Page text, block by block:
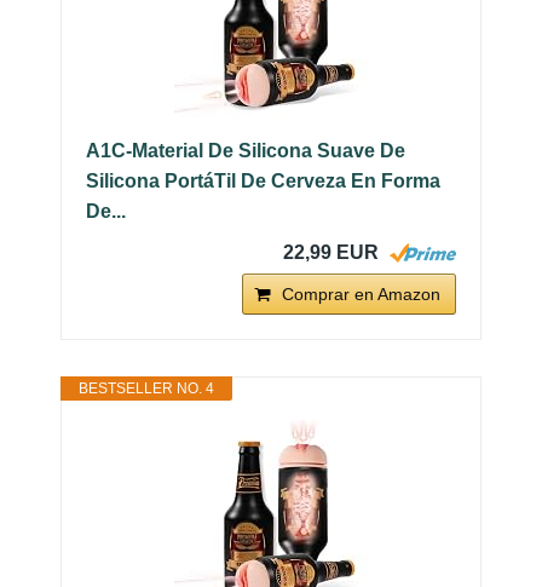
A1C-Material De Silicona Suave De
Silicona PortáTil De Cerveza En Forma
De...
22,99 EUR
Comprar en Amazon
BESTSELLER NO. 4